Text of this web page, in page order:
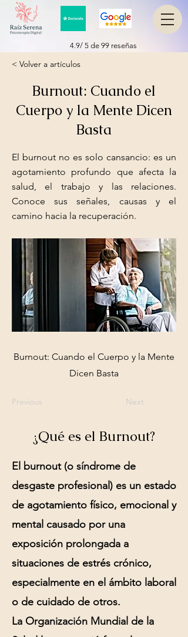
4.9/ 5 de 99 reseñas
< Volver a artículos
Burnout: Cuando el
Cuerpo y la Mente Dicen
Basta
El burnout no es solo cansancio: es un
agotamiento profundo que afecta la
salud, el trabajo y las relaciones.
Conoce sus señales, causas y el
camino hacia la recuperación.
Burnout: Cuando el Cuerpo y la Mente
Dicen Basta
Previous Next
¿Qué es el Burnout?
El burnout (o síndrome de
desgaste profesional) es un estado
de agotamiento físico, emocional y
mental causado por una
exposición prolongada a
situaciones de estrés crónico,
especialmente en el ámbito laboral
o de cuidado de otros.
La Organización Mundial de la